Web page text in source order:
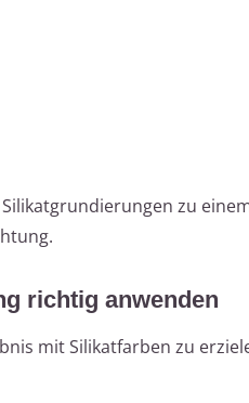
zu
richtig anwenden
mit Silikatfarben zu